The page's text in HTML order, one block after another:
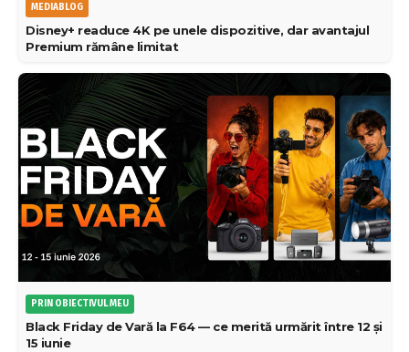
MEDIABLOG
Disney+ readuce 4K pe unele dispozitive, dar avantajul
Premium rămâne limitat
PRIN OBIECTIVUL MEU
Black Friday de Vară la F64 — ce merită urmărit între 12 și
15 iunie